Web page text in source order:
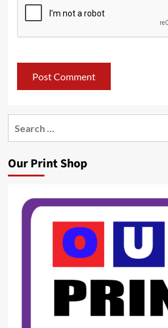
Our Print Shop